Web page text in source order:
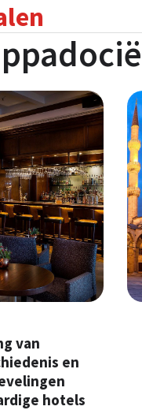
van
en
hotels